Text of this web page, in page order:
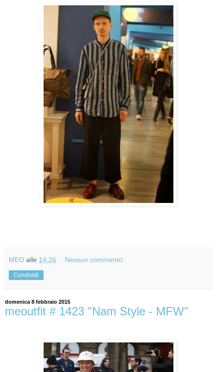
MEO alle 14:26 Nessun commento:
Condividi
domenica 8 febbraio 2015
meoutfit # 1423 "Nam Style - MFW"